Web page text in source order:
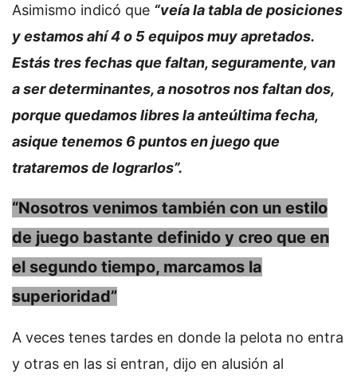
Asimismo indicó que “veía la tabla de posiciones
y estamos ahí 4 o 5 equipos muy apretados.
Estás tres fechas que faltan, seguramente, van
a ser determinantes, a nosotros nos faltan dos,
porque quedamos libres la anteúltima fecha,
asique tenemos 6 puntos en juego que
trataremos de lograrlos”.
“Nosotros venimos también con un estilo
de juego bastante definido y creo que en
el segundo tiempo, marcamos la
superioridad”
A veces tenes tardes en donde la pelota no entra
y otras en las si entran, dijo en alusión al